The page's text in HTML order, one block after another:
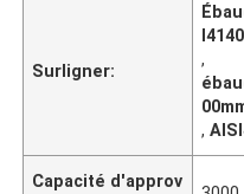
Surligner:
I4140
,
,
Capacité d'approv